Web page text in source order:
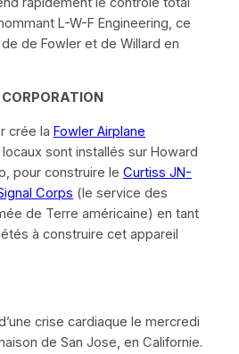
L-W-F Engineering, ce
de Fowler et de Willard en
crée la Fowler Airplane
sont installés sur Howard
pour construire le Curtiss JN-
Corps (le service des
de Terre américaine) en tant
à construire cet appareil
crise cardiaque le mercredi
de San Jose, en Californie.